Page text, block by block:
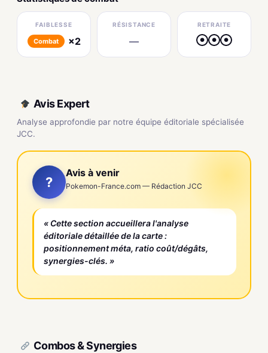
FAIBLESSE
Combat ×2
RÉSISTANCE
—
RETRAITE
● ● ●
Avis Expert
Analyse approfondie par notre équipe éditoriale spécialisée
JCC.
?
Avis à venir
Pokemon-France.com — Rédaction JCC
« Cette section accueillera l'analyse
éditoriale détaillée de la carte :
positionnement méta, ratio coût/dégâts,
synergies-clés. »
Combos & Synergies